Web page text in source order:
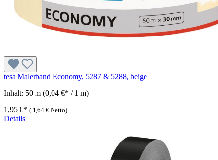
tesa Malerband Economy, 5287 & 5288, beige
Inhalt: 50 m (0,04 €* / 1 m)
1,95 €* ( 1,64 € Netto)
Details